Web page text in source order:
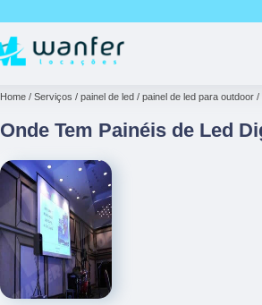
Home Serviços painel de led painel de led para outdoor
Onde Tem Painéis de Led